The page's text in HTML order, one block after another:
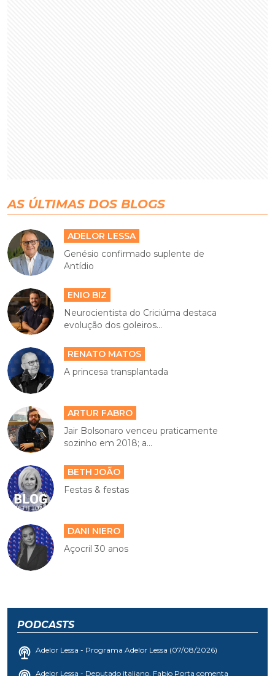
AS ÚLTIMAS DOS BLOGS
ADELOR LESSA
Genésio confirmado suplente de
Antídio
ENIO BIZ
Neurocientista do Criciúma destaca
evolução dos goleiros...
RENATO MATOS
A princesa transplantada
ARTUR FABRO
Jair Bolsonaro venceu praticamente
sozinho em 2018; a...
BETH JOÃO
Festas & festas
DANI NIERO
Açocril 30 anos
PODCASTS
Adelor Lessa - Programa Adelor Lessa (07/08/2026)
Adelor Lessa - Deputado italiano, Fabio Porta comenta